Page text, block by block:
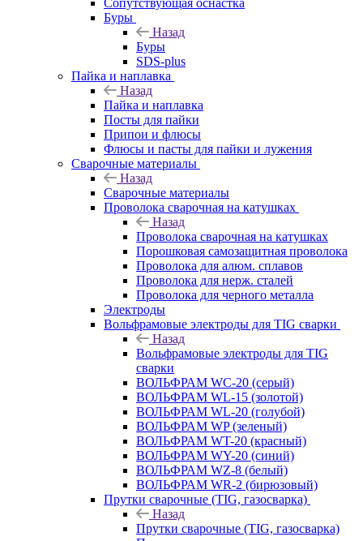
Сопутствующая оснастка
Буры
Назад
Буры
SDS-plus
Пайка и наплавка
Назад
Пайка и наплавка
Посты для пайки
Припои и флюсы
Флюсы и пасты для пайки и лужения
Сварочные материалы
Назад
Сварочные материалы
Проволока сварочная на катушках
Назад
Проволока сварочная на катушках
Порошковая самозащитная проволока
Проволока для алюм. сплавов
Проволока для нерж. сталей
Проволока для черного металла
Электроды
Вольфрамовые электроды для TIG сварки
Назад
Вольфрамовые электроды для TIG
сварки
ВОЛЬФРАМ WC-20 (серый)
ВОЛЬФРАМ WL-15 (золотой)
ВОЛЬФРАМ WL-20 (голубой)
ВОЛЬФРАМ WP (зеленый)
ВОЛЬФРАМ WT-20 (красный)
ВОЛЬФРАМ WY-20 (синий)
ВОЛЬФРАМ WZ-8 (белый)
ВОЛЬФРАМ WR-2 (бирюзовый)
Прутки сварочные (TIG, газосварка)
Назад
Прутки сварочные (TIG, газосварка)